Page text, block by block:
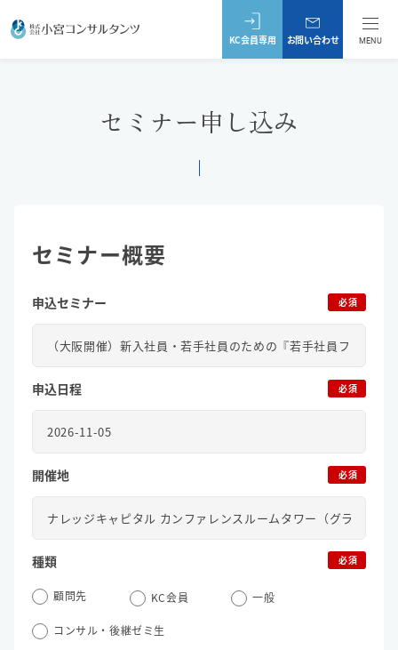
MENU
KC会員専用 お問い合わせ
セミナー申し込み
セミナー概要
申込セミナー 必須
申込日程 必須
開催地 必須
種類 必須
顧問先 KC会員 一般
コンサル・後継ゼミ生